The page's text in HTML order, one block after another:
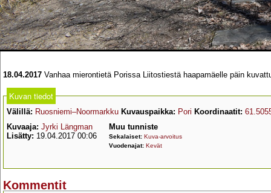
18.04.2017 Vanhaa mierontietä Porissa Liitostiestä haapamäelle päin
Kuvan tiedot
Välillä: Ruosniemi–Noormarkku Kuvauspaikka: Pori Koordinaatit:
Kuvaaja: Jyrki Längman
Lisätty: 19.04.2017 00:06
Muu tunniste
Sekalaiset: Kuva-arvoitus
Vuodenajat: Kevät
Kommentit